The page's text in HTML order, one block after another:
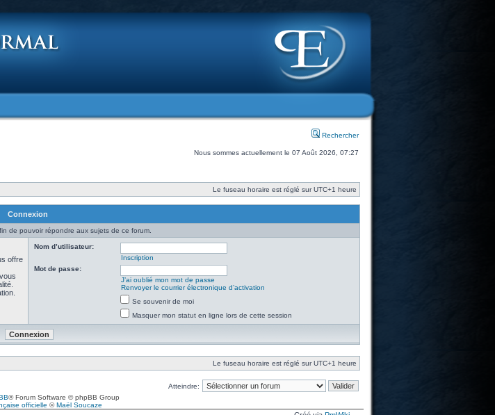
Rechercher
Nous sommes actuellement le 07 Août 2026, 07:27
Le fuseau horaire est réglé sur UTC+1 heure
Connexion
de pouvoir répondre aux sujets de ce forum.
offre
Nom d’utilisateur:
Inscription
Mot de passe:
J’ai oublié mon mot de passe
Renvoyer le courrier électronique d’activation
Se souvenir de moi
Masquer mon statut en ligne lors de cette session
Le fuseau horaire est réglé sur UTC+1 heure
Atteindre:
® Forum Software © phpBB Group
officielle ©Maël Soucaze